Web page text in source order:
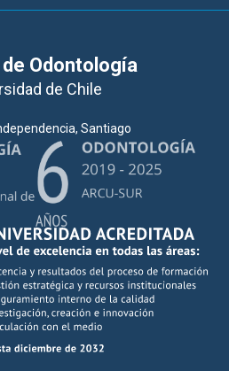
Odontología
de Chile
Santiago